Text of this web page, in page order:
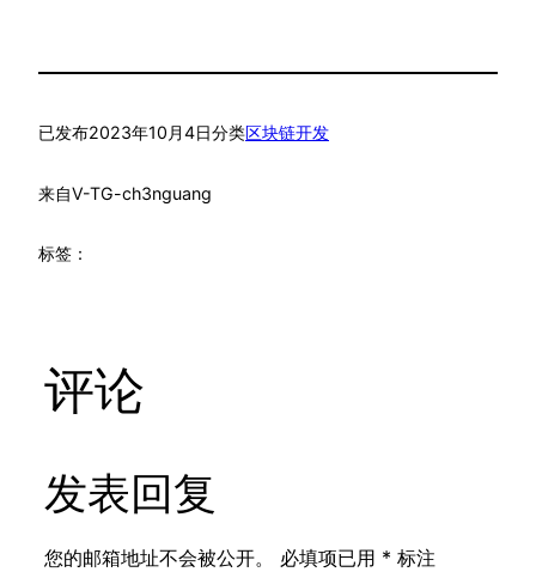
已发布2023年10月4日分类区块链开发
来自V-TG-ch3nguang
标签：
评论
发表回复
您的邮箱地址不会被公开。 必填项已用 * 标注